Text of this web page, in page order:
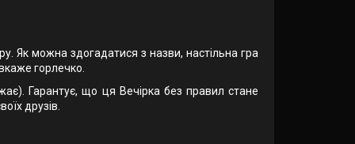
Як можна здогадатися з назви, настільна гра
горлечко.
Гарантує, що ця Вечірка без правил стане
друзів.